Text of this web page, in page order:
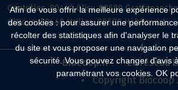
Afin de vous offrir la meilleure expérience
des cookies : pour assurer une
récolter des statistiques afin d'analyser le
du site et vous proposer une navigation
sécurité. Vous pouvez changer d'avis
paramétrant vos cookies. OK
Gentelles, 80440 Glisy, 80680
s/Noye, 80440 Hailles, 80680 Hébécourt
Biocoop.fr
Le réseau
Copyright Biocoop